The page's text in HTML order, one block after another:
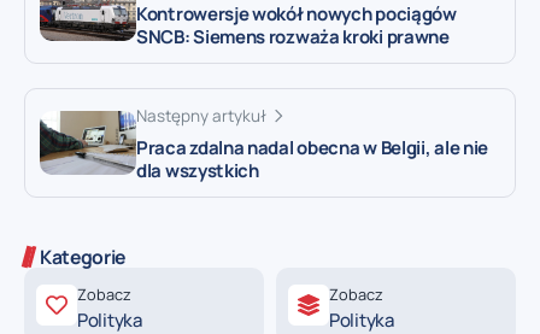
Kontrowersje wokół nowych pociągów
SNCB: Siemens rozważa kroki prawne
Następny artykuł
Praca zdalna nadal obecna w Belgii, ale nie
dla wszystkich
Kategorie
Zobacz
Polityka
Zobacz
Polityka